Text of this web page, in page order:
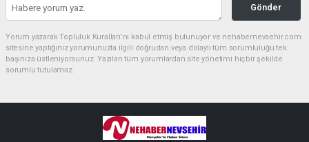
Gönder
Yorum yazarak Topluluk Kuralları’nı kabul etmiş bulunuyor ve nehabernevsehir.com
sitesine yaptığınız yorumunuzla ilgili doğrudan veya dolaylı tüm sorumluluğu tek
başınıza üstleniyorsunuz. Yazılan tüm yorumlardan site yönetimi hiçbir şekilde
sorumlu tutulamaz.